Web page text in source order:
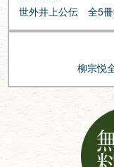
ナ
シ
ョ
世外井上公伝 全5冊
柳宗悦